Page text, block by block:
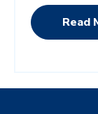
Read